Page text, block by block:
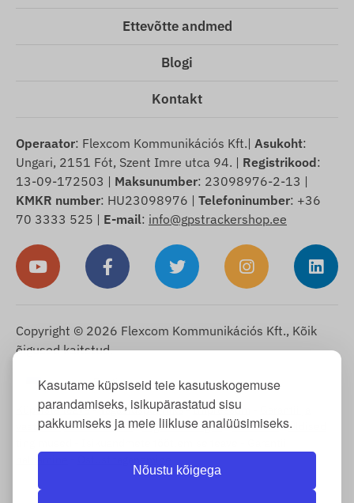
Kasutame küpsiseid teie kasutuskogemuse
parandamiseks, isikupärastatud sisu
pakkumiseks ja meie liikluse analüüsimiseks.
Nõustu kõigega
Ettevõtte andmed
Blogi
Kontakt
Operaator: Flexcom Kommunikációs Kft.| Asukoht:
Ungari, 2151 Fót, Szent Imre utca 94. | Registrikood:
13-09-172503 | Maksunumber: 23098976-2-13 |
KMKR number: HU23098976 | Telefoninumber: +36
70 3333 525 | E-mail: info@gpstrackershop.ee
Copyright © 2026 Flexcom Kommunikációs Kft., Kõik
õigused kaitstud.
Eesti ▼
Küpsiste teave-Tagastuspoliitika-Impressum
vastutus puuduste eest-Taganemisõigus-Tarneinfo-Üldised
haldamine